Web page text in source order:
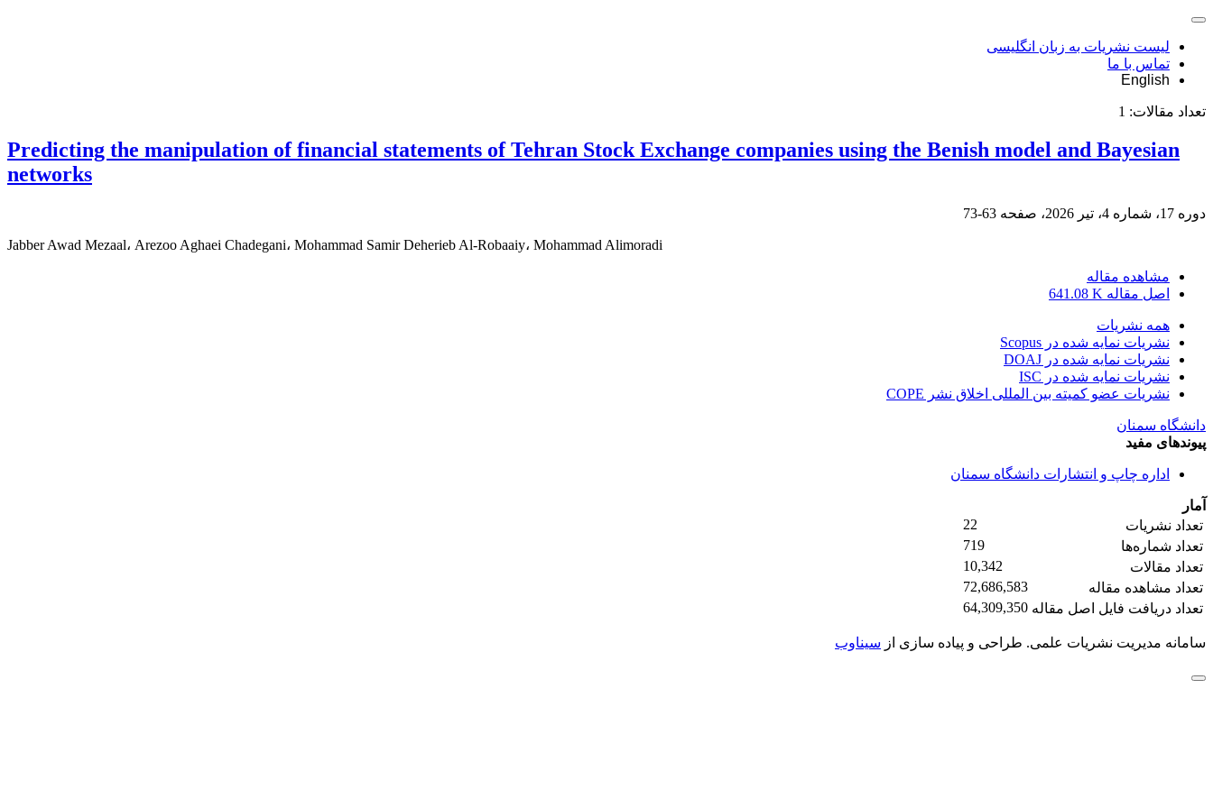
لیست نشریات به زبان انگلیسی
تماس با ما
English
تعداد مقالات: 1
Predicting the manipulation of financial statements of Tehran Stock Exchange companies using the Benish model and Bayesian
networks
دوره 17، شماره 4، تیر 2026، صفحه 63-73
Jabber Awad Mezaal، Arezoo Aghaei Chadegani، Mohammad Samir Deherieb Al-Robaaiy، Mohammad Alimoradi
مشاهده مقاله
اصل مقاله 641.08 K
همه نشریات
نشریات نمایه شده در Scopus
نشریات نمایه شده در DOAJ
نشریات نمایه شده در ISC
نشریات عضو کمیته بین المللی اخلاق نشر COPE
دانشگاه سمنان
پیوندهای مفید
اداره چاپ و انتشارات دانشگاه سمنان
آمار
تعداد نشریات
22
تعداد شماره‌ها
719
تعداد مقالات
10,342
تعداد مشاهده مقاله
72,686,583
تعداد دریافت فایل اصل مقاله 64,309,350
سامانه مدیریت نشریات علمی. طراحی و پیاده سازی از سیناوب